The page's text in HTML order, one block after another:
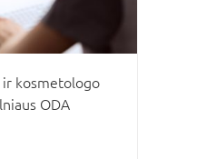
ir kosmetologo
ODA